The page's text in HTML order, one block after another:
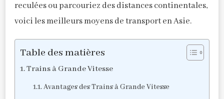
VOYAGEURS
reculées ou parcouriez des distances continentales,
voici les meilleurs moyens de transport en Asie.
Table des matières
Trains à Grande Vitesse
Avantages des Trains à Grande Vitesse